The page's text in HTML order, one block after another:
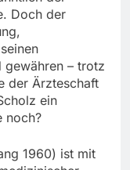
Doch der
gewähren – trotz
der Ärzteschaft
ein
noch?
1960) ist mit